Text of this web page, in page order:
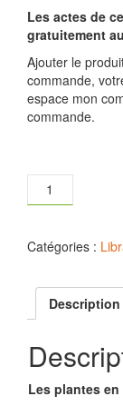
Les actes de
gratuitement
Ajouter le
commande,
espace mon
commande.
quantité
de
numérique]
2019
PLANTES
!
JCE34
Catégories :
Description
Les plantes